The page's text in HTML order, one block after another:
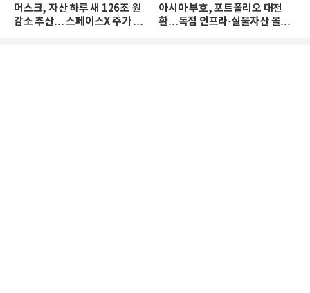
머스크, 자산 하루 새 126조 원
감소 추산… 스페이스X 주가 하
아시아 부호, 포트폴리오 대전
환…독점 인프라·실물자산 몰린